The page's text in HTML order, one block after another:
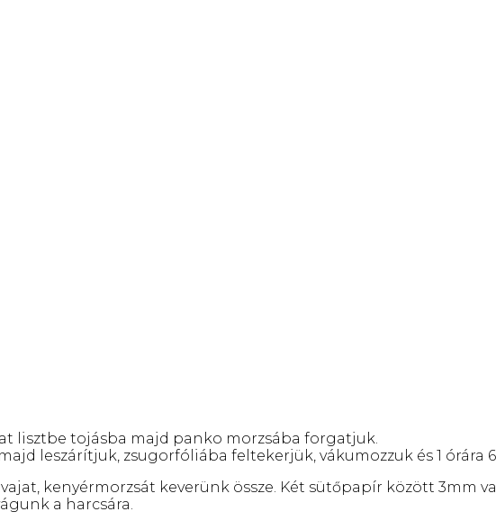
lisztbe tojásba majd panko morzsába forgatjuk.
leszárítjuk, zsugorfóliába feltekerjük, vákumozzuk és 1 órára
kenyérmorzsát keverünk össze. Két sütőpapír között 3mm
a harcsára.